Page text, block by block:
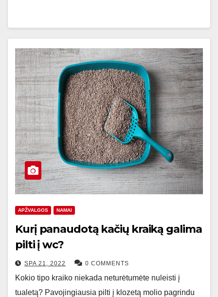
APŽVALGOS NAMAI
Kurį panaudotą kačių kraiką galima
pilti į wc?
SPA 21, 2022 0 COMMENTS
Kokio tipo kraiko niekada neturėtumėte nuleisti į
tualetą? Pavojingiausia pilti į klozetą molio pagrindu